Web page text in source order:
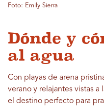
Foto: Emily Sierra
Dónde y
al agua
Con playas de arena
verano y relajantes vistas a
el destino perfecto para